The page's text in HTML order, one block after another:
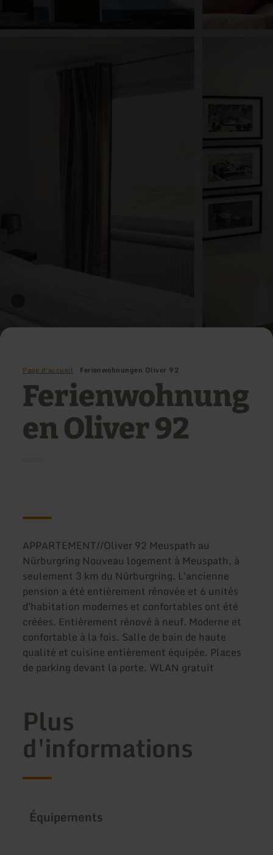
Page d'accueil Ferienwohnungen Oliver 92
Ferienwohnung
en Oliver 92
APPARTEMENT//Oliver 92 Meuspath au
Nürburgring Nouveau logement à Meuspath, à
seulement 3 km du Nürburgring. L'ancienne
pension a été entièrement rénovée et 6 unités
d'habitation modernes et confortables ont été
créées. Entièrement rénové à neuf. Moderne et
confortable à la fois. Salle de bain de haute
qualité et cuisine entièrement équipée. Places
de parking devant la porte. WLAN gratuit
Plus
d'informations
Équipements